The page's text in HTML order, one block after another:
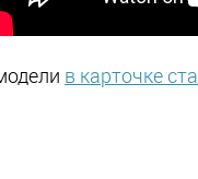
в карточке